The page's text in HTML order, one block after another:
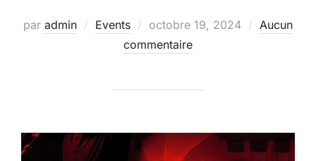
par admin Events
Publié
le
octobre 19, 2024
Aucun
commentaire